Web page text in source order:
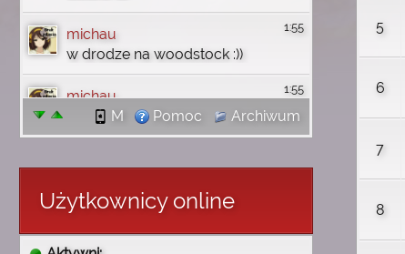
1:55
michau
w drodze na woodstock :))
1:55
michau
jutro wbije na discord
angielskiego i wgl
komputerowo rzeczy robić i
tak no się złożyło że mi
wróciły wszystkie
M Pomoc Archiwum
Użytkownicy online
5
6
7
8